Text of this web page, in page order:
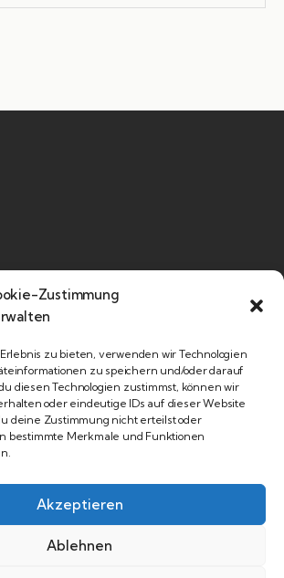
Zustimmung
zu bieten, verwenden wir Technologien
zu speichern und/oder darauf
diesen Technologien zustimmst, können wir
oder eindeutige IDs auf dieser Website
deine Zustimmung nicht erteilst oder
bestimmte Merkmale und Funktionen
Akzeptieren
Ablehnen